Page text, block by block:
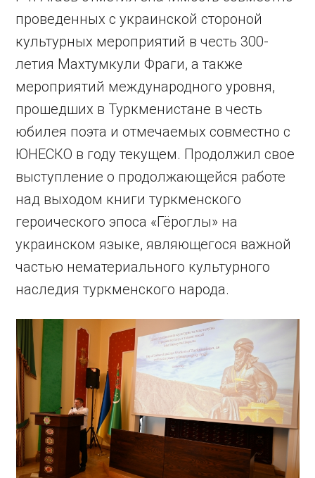
проведенных с украинской стороной
культурных мероприятий в честь 300-
летия Махтумкули Фраги, а также
мероприятий международного уровня,
прошедших в Туркменистане в честь
юбилея поэта и отмечаемых совместно с
ЮНЕСКО в году текущем. Продолжил свое
выступление о продолжающейся работе
над выходом книги туркменского
героического эпоса «Гёроглы» на
украинском языке, являющегося важной
частью нематериального культурного
наследия туркменского народа.